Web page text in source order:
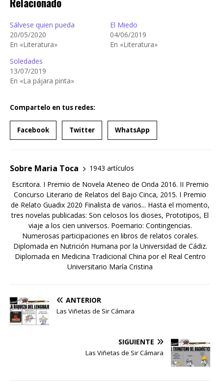
Sálvese quien pueda
20/05/2020
En «Literatura»
El Miedo
04/06/2019
En «Literatura»
Soledades
13/07/2019
En «La pájara pinta»
Compartelo en tus redes:
Facebook Twitter WhatsApp
Sobre Maria Toca
1943 artículos
Escritora. I Premio de Novela Ateneo de Onda 2016. II Premio
Concurso Literario de Relatos del Bajo Cinca, 2015. I Premio
de Relato Guadix 2020 Finalista de varios... Hasta el momento,
tres novelas publicadas: Son celosos los dioses, Prototipos, El
viaje a los cien universos. Poemario: Contingencias.
Numerosas participaciones en libros de relatos corales.
Diplomada en Nutrición Humana por la Universidad de Cádiz.
Diplomada en Medicina Tradicional China por el Real Centro
Universitario María Cristina
ANTERIOR
Las Viñetas de Sir Cámara
SIGUIENTE
Las Viñetas de Sir Cámara